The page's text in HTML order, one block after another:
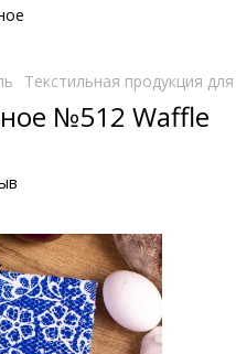
Текстильная продукция для
№512 Waffle